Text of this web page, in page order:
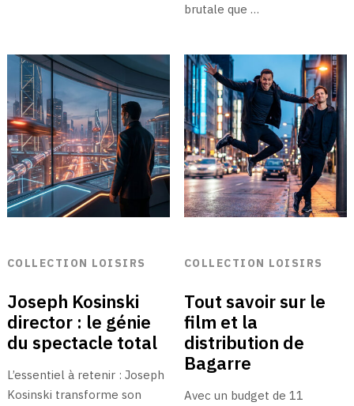
brutale que …
COLLECTION LOISIRS
Joseph Kosinski
director : le génie
du spectacle total
L’essentiel à retenir : Joseph
Kosinski transforme son
COLLECTION LOISIRS
Tout savoir sur le
film et la
distribution de
Bagarre
Avec un budget de 11